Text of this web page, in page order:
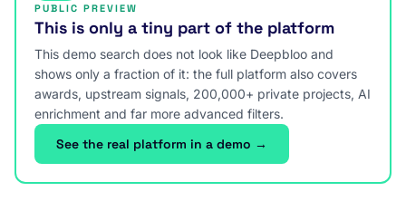
PUBLIC PREVIEW
This is only a tiny part of the platform
This demo search does not look like Deepbloo and
shows only a fraction of it: the full platform also covers
awards, upstream signals, 200,000+ private projects, AI
enrichment and far more advanced filters.
See the real platform in a demo →